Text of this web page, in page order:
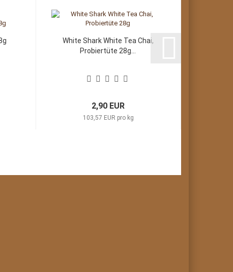
White Shark White Tea Chai,
Probiertüte 28g...
2,90 EUR
103,57 EUR pro kg